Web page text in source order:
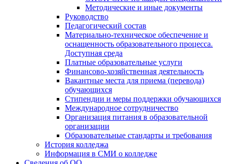
Методические и иные документы
Руководство
Педагогический состав
Материально-техническое обеспечение и
оснащенность образовательного процесса.
Доступная среда
Платные образовательные услуги
Финансово-хозяйственная деятельность
Вакантные места для приема (перевода)
обучающихся
Стипендии и меры поддержки обучающихся
Международное сотрудничество
Организация питания в образовательной
организации
Образовательные стандарты и требования
История колледжа
Информация в СМИ о колледже